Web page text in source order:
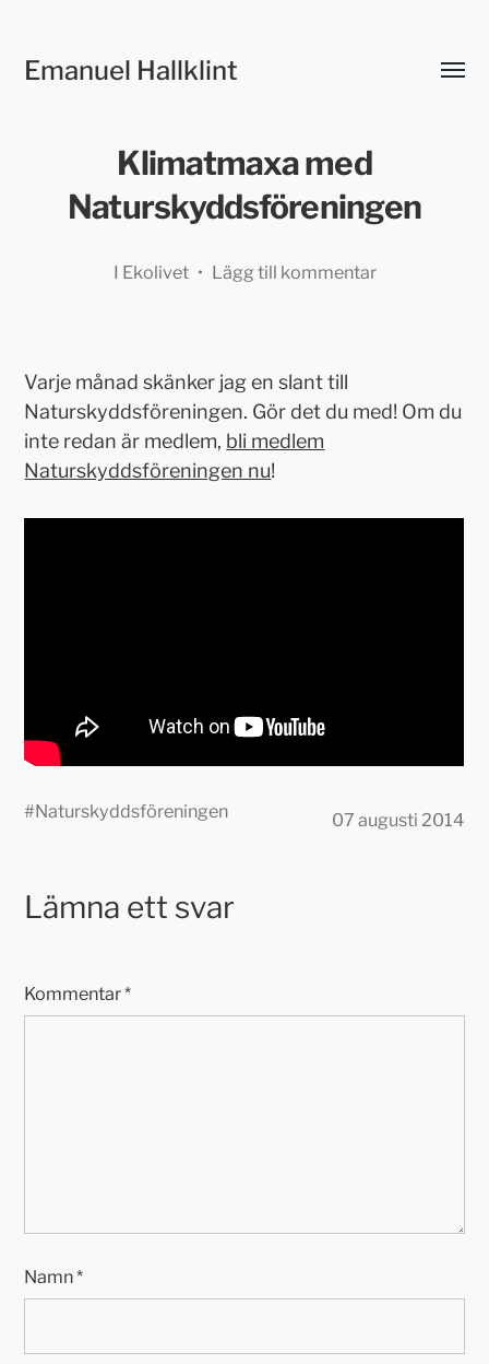
Emanuel Hallklint
Slå
Klimatmaxa med
Naturskyddsföreningen
I Ekolivet • Lägg till kommentar
Varje månad skänker jag en slant till
Naturskyddsföreningen. Gör det du med! Om du
inte redan är medlem, bli medlem
Naturskyddsföreningen nu!
#Naturskyddsföreningen 07 augusti 2014
Lämna ett svar
Kommentar*
Namn*